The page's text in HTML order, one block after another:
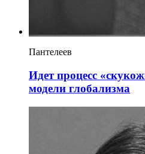
Пантелеев
Идет процесс
модели глобализма